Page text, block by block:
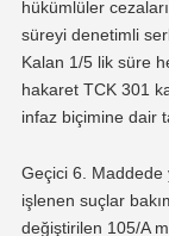
hükümlüler
süreyi denetimli
Kalan 1/5 lik süre
hakaret TCK 301
infaz biçimine dair
Geçici 6. Maddede
işlenen suçlar
değiştirilen 105/A